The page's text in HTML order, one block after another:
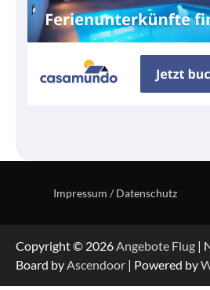
Impressum / Datenschutz
Copyright © 2026Angebote Flug |
Board byAscendoor | Powered by